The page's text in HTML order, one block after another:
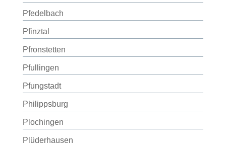
Pfedelbach
Pfinztal
Pfronstetten
Pfullingen
Pfungstadt
Philippsburg
Plochingen
Plüderhausen